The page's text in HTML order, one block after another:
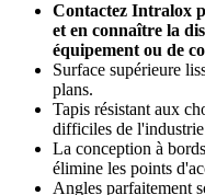
Contactez Intralox
et en connaître la
équipement ou de
Surface supérieure
plans.
Tapis résistant aux
difficiles de
La conception à
élimine les points
Angles parfaitement